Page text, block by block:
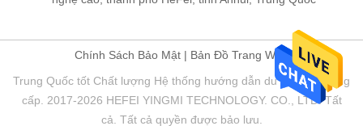
Chính Sách Bảo Mật | Bản Đồ Trang Web
Trung Quốc tốt Chất lượng Hệ thống hướng dẫn du lịch Nhà cung
cấp. 2017-2026 HEFEI YINGMI TECHNOLOGY. CO., LTD. Tất
cả. Tất cả quyền được bảo lưu.